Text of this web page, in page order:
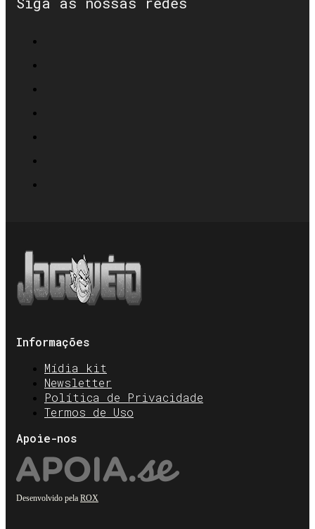
Informações
Mídia kit
Newsletter
Política de Privacidade
Termos de Uso
Apoie-nos
Desenvolvido pela ROX